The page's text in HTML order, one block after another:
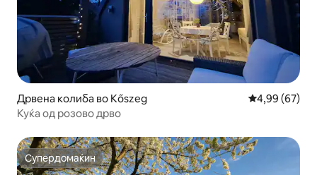
Дрвена колиба во Kőszeg Просечна
4,99 (67)
Куќа од розово дрво
Супердомаќин
Супердомаќин